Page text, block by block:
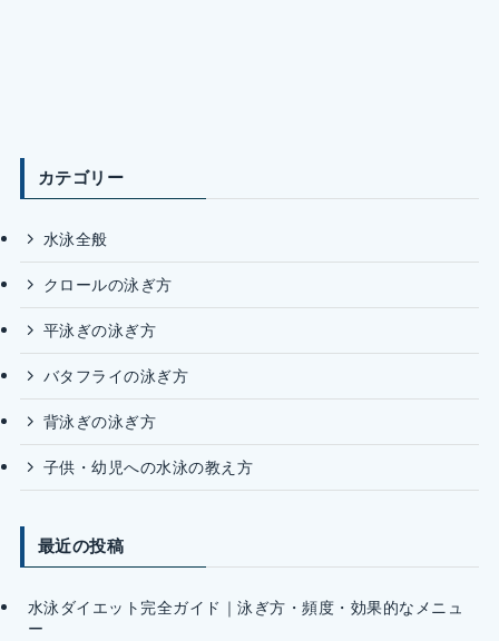
カテゴリー
水泳全般
クロールの泳ぎ方
平泳ぎの泳ぎ方
バタフライの泳ぎ方
背泳ぎの泳ぎ方
子供・幼児への水泳の教え方
最近の投稿
水泳ダイエット完全ガイド｜泳ぎ方・頻度・効果的なメニュ
ー